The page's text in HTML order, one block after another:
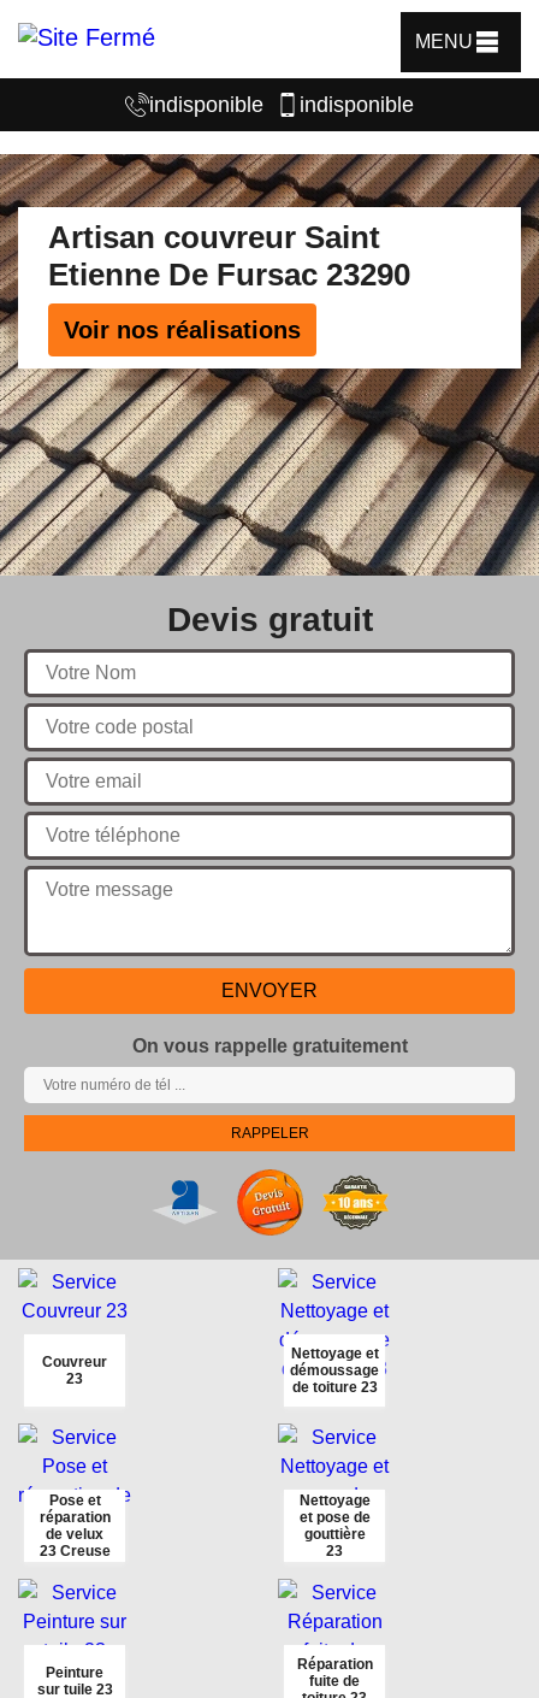
MENU
indisponible indisponible
Artisan couvreur Saint
Etienne De Fursac 23290
Voir nos réalisations
Devis gratuit
On vous rappelle gratuitement
Couvreur
23
Nettoyage et
démoussage
de toiture 23
Pose et
réparation
de velux
23 Creuse
Nettoyage
et pose de
gouttière
23
Peinture
sur tuile 23
Réparation
fuite de